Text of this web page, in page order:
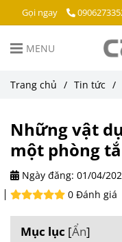
Gọi ngay
MENU
Trang chủ / Tin tức /
Những vật
một phòng
Ngày đăng: 01/04/
0 Đánh giá
Mục lục [Ẩn]